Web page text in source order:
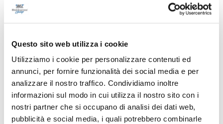
Questo sito web utilizza i cookie
Utilizziamo i cookie per personalizzare contenuti ed
annunci, per fornire funzionalità dei social media e per
analizzare il nostro traffico. Condividiamo inoltre
informazioni sul modo in cui utilizza il nostro sito con i
nostri partner che si occupano di analisi dei dati web,
pubblicità e social media, i quali potrebbero combinarle